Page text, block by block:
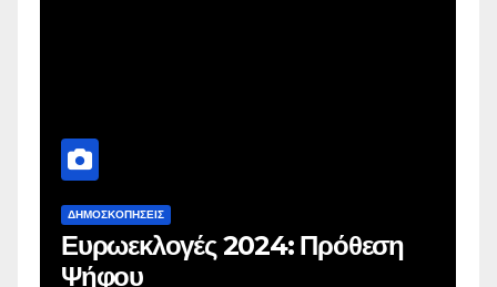
ΔΗΜΟΣΚΟΠΉΣΕΙΣ
Ευρωεκλογές 2024: Πρόθεση
Ψήφου